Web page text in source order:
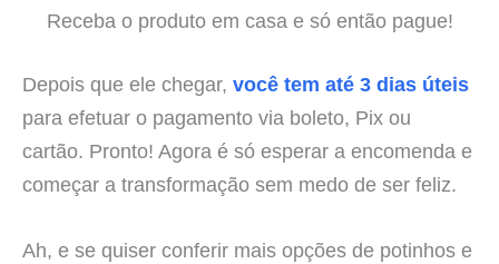
Receba o produto em casa e só então pague!
Depois que ele chegar, você tem até 3 dias úteis
para efetuar o pagamento via boleto, Pix ou
cartão. Pronto! Agora é só esperar a encomenda e
começar a transformação sem medo de ser feliz.
Ah, e se quiser conferir mais opções de potinhos e